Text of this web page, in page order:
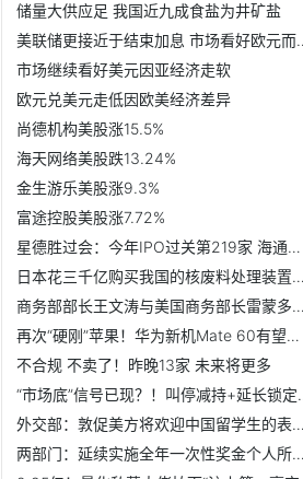
储量大供应足 我国近九成食盐为井矿盐
美联储更接近于
市场继续看好美元因亚经济走软
欧元兑美元走低因欧美经济差异
尚德机构美股涨15.5%
海天网络美股跌13.24%
金生游乐美股涨9.3%
富途控股美股涨7.72%
星德胜过会：今年IPO过关第219家 海通证券过15.5单
日本花三千亿购买我国的核废料处理装置遭拒？无实证
商务部部长王文涛与美国商务部长雷蒙多举行会谈
再次“硬刚”苹果！华为新机Mate 60有望开始预热
不合规 不卖了！昨晚13家 未来将更多
“市场底”信号已
外交部：敦促美方将欢迎中国留学生的表态落到实处
两部门：延续实施全年一次性奖金个人所得税政策